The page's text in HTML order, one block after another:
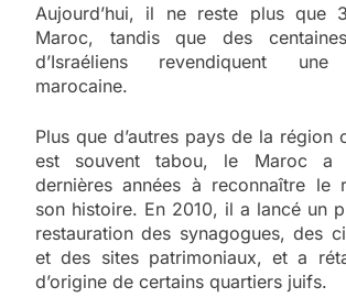
Aujourd’hui, il ne reste plus que
Maroc, tandis que des
d’Israéliens revendiquent une
marocaine.
Plus que d’autres pays de la région
est souvent tabou, le Maroc a
dernières années à reconnaître le
son histoire. En 2010, il a lancé un
restauration des synagogues, des
et des sites patrimoniaux, et a
d’origine de certains quartiers juifs.